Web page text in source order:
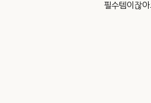
필수템이잖